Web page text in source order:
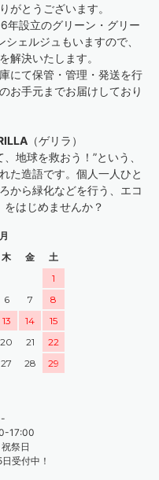
がとうございます。
年設立のグリーン・グリー
ェルジュもいますので、
解決いたします。
にて保管・管理・発送を行
お手元までお届けしており
（ゲリラ）
地球を救おう！”という、
た造語です。個人一人ひと
から緑化などを行う、エコ
はじめませんか？
木 金
土
1
6 7
8
13 14
15
20 21
22
27 28
29
17:00
祭日
受付中！